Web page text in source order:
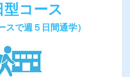
型コース
スで週５日間通学）